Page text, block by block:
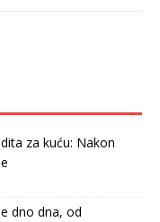
za kuću: Nakon
dno dna, od